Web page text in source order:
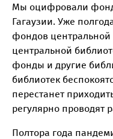
Мы оцифровали
Гагаузии. Уже
фондов центральной
центральной
фонды и другие
библиотек
перестанет
регулярно проводят
Полтора года